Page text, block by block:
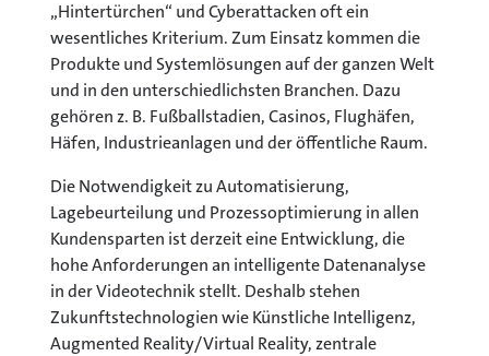
„Hintertürchen“ und Cyberattacken oft ein
wesentliches Kriterium. Zum Einsatz kommen die
Produkte und Systemlösungen auf der ganzen Welt
und in den unterschiedlichsten Branchen. Dazu
gehören z. B. Fußballstadien, Casinos, Flughäfen,
Häfen, Industrieanlagen und der öffentliche Raum.
Die Notwendigkeit zu Automatisierung,
Lagebeurteilung und Prozessoptimierung in allen
Kundensparten ist derzeit eine Entwicklung, die
hohe Anforderungen an intelligente Datenanalyse
in der Videotechnik stellt. Deshalb stehen
Zukunftstechnologien wie Künstliche Intelligenz,
Augmented Reality/Virtual Reality, zentrale